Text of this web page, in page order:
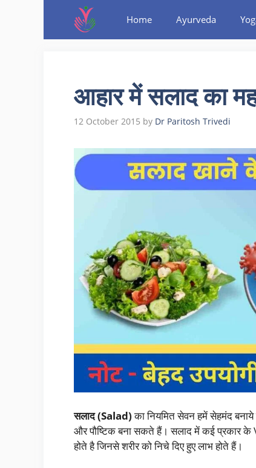
Home Ayurveda
आहार में सलाद का
12 October 2015 by Dr Paritosh Trivedi
सलाद (Salad)का नियमित सेवन हमें सेहमंद
और पौष्टिक बना सकते हैं। सलाद में कई
होते है जिनसे शरीर को निचे दिए हुए लाभ होते हैं।